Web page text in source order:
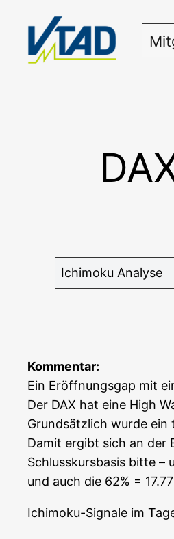
springen
Ichi­mo­ku Analyse
Kom­men­tar:
Ein Eröff­nungs­gap mit
Der DAX hat eine High
Grund­sätz­lich wur­de ein
Damit ergibt sich an der
Schluss­kurs­ba­sis bit­te –
und auch die 62% =
Ichi­mo­ku-Signa­le im